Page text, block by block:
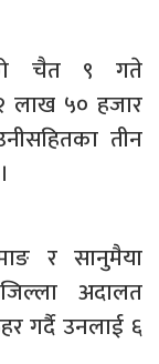
चैत ९ गते
लाख ५० हजार
तीन
र सानुमैया
अदालत
गर्दै उनलाई ६